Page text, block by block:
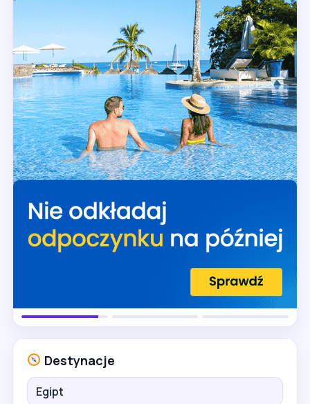
Destynacje
Egipt